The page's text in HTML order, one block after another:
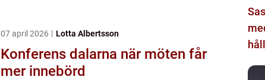
07 april 2026 Lotta Albertsson
Konferens dalarna när möten får
mer innebörd
Sashiko